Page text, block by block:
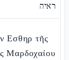
ראיה
Εσθηρ τῆς
Μαρδοχαίου